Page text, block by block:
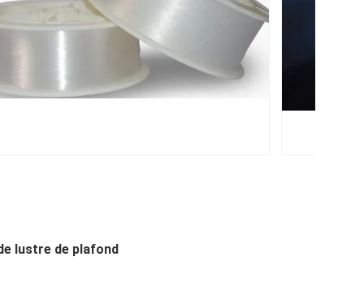
lustre de plafond